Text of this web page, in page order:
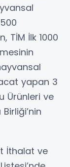
TİM İlk 1000
yapan 3
Ürünleri ve
İthalat ve